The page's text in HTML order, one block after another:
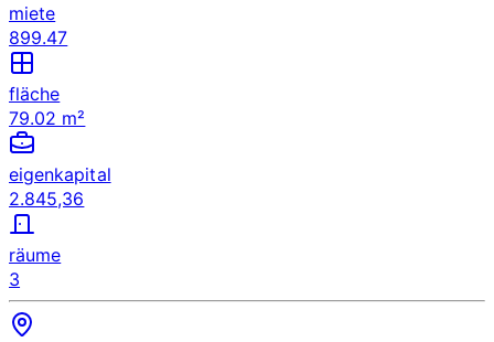
miete
899.47
fläche
79.02 m²
eigenkapital
2.845,36
räume
3